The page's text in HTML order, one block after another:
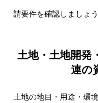
請要件を確認しましょう
土地・土地開発
連の
土地の地目・用途・環